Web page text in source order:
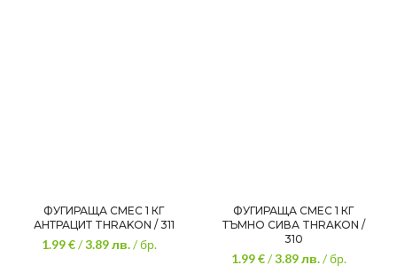
ФУГИРАЩА СМЕС 1 КГ
АНТРАЦИТ THRAKON / 311
1.99 €/3.89лв./ бр.
ФУГИРАЩА СМЕС 1 КГ
ТЪМНО СИВА THRAKON /
310
1.99 €/3.89лв./ бр.